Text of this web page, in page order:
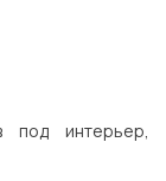
под интерьер,